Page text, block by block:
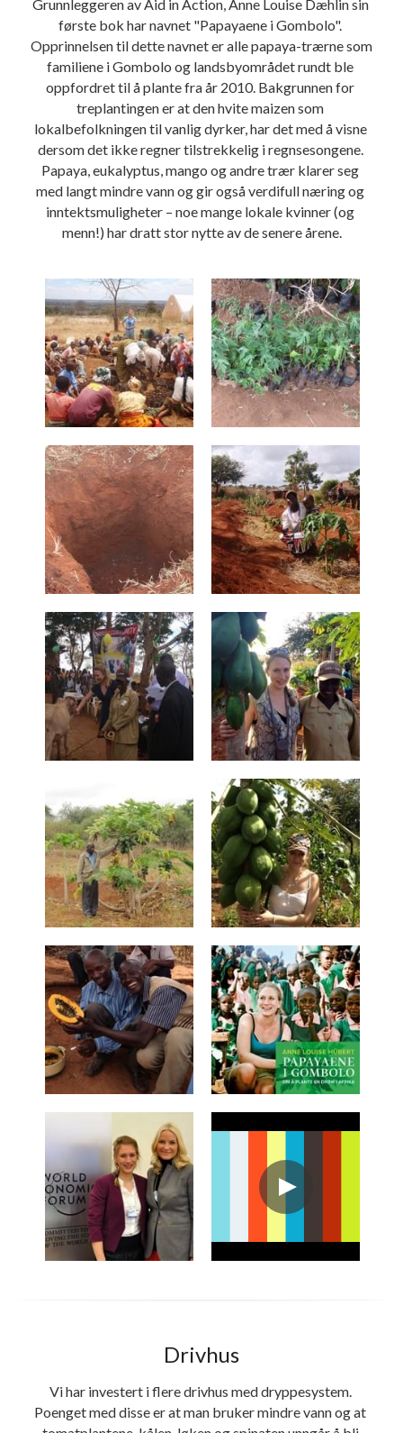
Grunnleggeren av Aid in Action, Anne Louise Dæhlin sin
første bok har navnet "Papayaene i Gombolo".
Opprinnelsen til dette navnet er alle papaya-trærne som
familiene i Gombolo og landsbyområdet rundt ble
oppfordret til å plante fra år 2010. Bakgrunnen for
treplantingen er at den hvite maizen som
lokalbefolkningen til vanlig dyrker, har det med å visne
dersom det ikke regner tilstrekkelig i regnsesongene.
Papaya, eukalyptus, mango og andre trær klarer seg
med langt mindre vann og gir også verdifull næring og
inntektsmuligheter – noe mange lokale kvinner (og
menn!) har dratt stor nytte av de senere årene.
Drivhus
Vi har investert i flere drivhus med dryppesystem.
Poenget med disse er at man bruker mindre vann og at